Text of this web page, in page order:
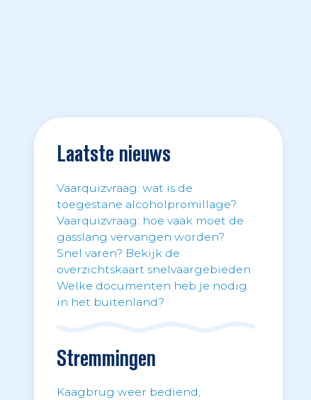
Laatste nieuws
Vaarquizvraag: wat is de
toegestane alcoholpromillage?
Vaarquizvraag: hoe vaak moet de
gasslang vervangen worden?
Snel varen? Bekijk de
overzichtskaart snelvaargebieden
Welke documenten heb je nodig
in het buitenland?
Stremmingen
Kaagbrug weer bediend,